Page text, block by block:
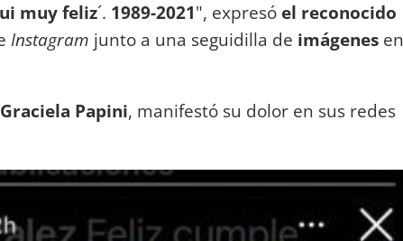
muy feliz´. 1989-2021", expresó el reconocido
Instagram junto a una seguidilla de imágenes en
Graciela Papini, manifestó su dolor en sus redes